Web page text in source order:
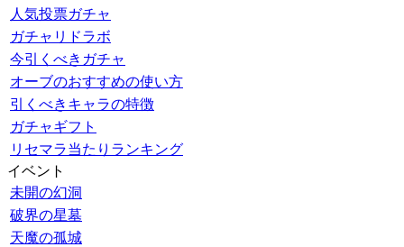
人気投票ガチャ
ガチャリドラボ
今引くべきガチャ
オーブのおすすめの使い方
引くべきキャラの特徴
ガチャギフト
リセマラ当たりランキング
イベント
未開の幻洞
破界の星墓
天魔の孤城